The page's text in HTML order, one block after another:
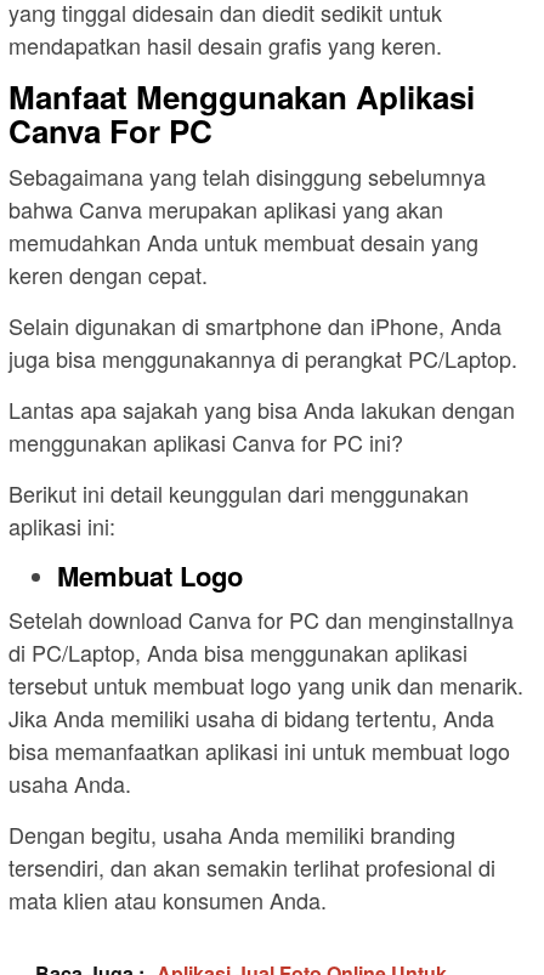
yang tinggal didesain dan diedit sedikit untuk
mendapatkan hasil desain grafis yang keren.
Manfaat Menggunakan Aplikasi
Canva For PC
Sebagaimana yang telah disinggung sebelumnya
bahwa Canva merupakan aplikasi yang akan
memudahkan Anda untuk membuat desain yang
keren dengan cepat.
Selain digunakan di smartphone dan iPhone, Anda
juga bisa menggunakannya di perangkat PC/Laptop.
Lantas apa sajakah yang bisa Anda lakukan dengan
menggunakan aplikasi Canva for PC ini?
Berikut ini detail keunggulan dari menggunakan
aplikasi ini:
Membuat Logo
Setelah download Canva for PC dan menginstallnya
di PC/Laptop, Anda bisa menggunakan aplikasi
tersebut untuk membuat logo yang unik dan menarik.
Jika Anda memiliki usaha di bidang tertentu, Anda
bisa memanfaatkan aplikasi ini untuk membuat logo
usaha Anda.
Dengan begitu, usaha Anda memiliki branding
tersendiri, dan akan semakin terlihat profesional di
mata klien atau konsumen Anda.